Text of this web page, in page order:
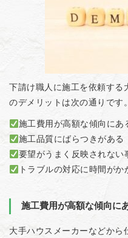
下請け職人に施工を依頼する
のデメリットは次の通りです。
施工費用が高額な傾向にあ
施工品質にばらつきがある
要望がうまく反映されない
トラブルの対応に時間がか
施工費用が高額な傾向に
大手ハウスメーカーなどから